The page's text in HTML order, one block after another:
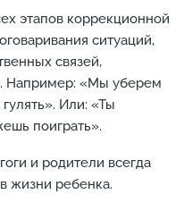
этапов коррекционной
ситуаций,
связей,
Например: «Мы уберем
Или: «Ты
поиграть».
и родители всегда
жизни ребенка.